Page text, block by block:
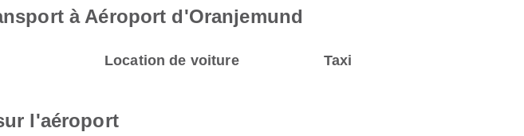
à Aéroport d'Oranjemund
Location de voiture Taxi
l'aéroport